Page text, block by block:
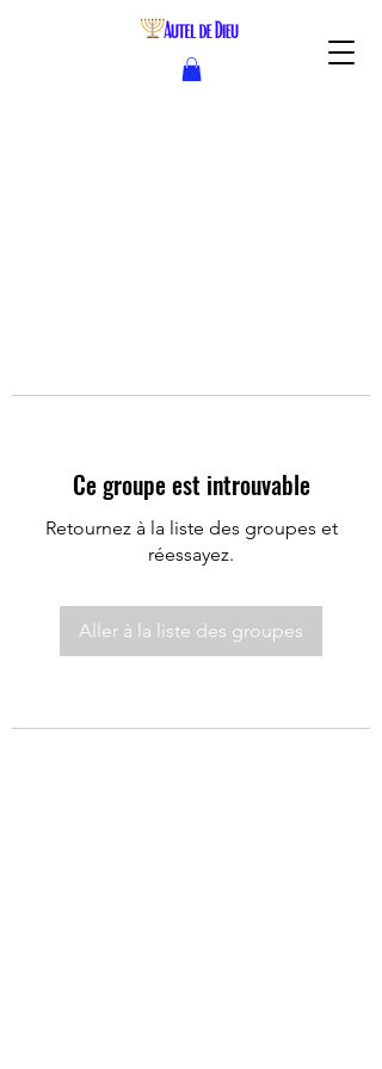
Ce groupe est introuvable
Retournez à la liste des groupes et
réessayez.
Aller à la liste des groupes